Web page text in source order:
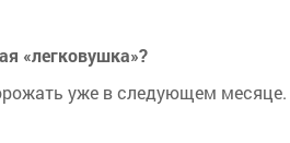
«легковушка»?
уже в следующем месяце.